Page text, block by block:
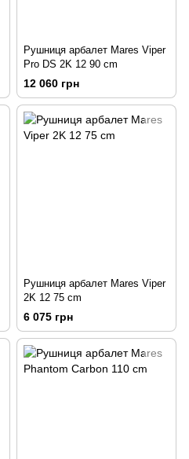
Рушниця арбалет Mares Viper
Pro DS 2K 12 90 сm
12 060 грн
Рушниця арбалет Mares Viper
2K 12 75 сm
6 075 грн